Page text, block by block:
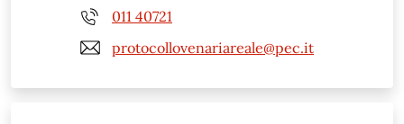
011 40721
protocollovenariareale@pec.it